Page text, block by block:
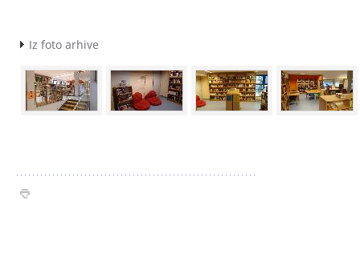
Iz foto arhive